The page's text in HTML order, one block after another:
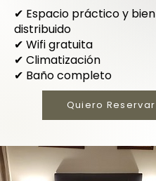
✔ Espacio práctico y bien
distribuido
✔ Wifi gratuita
✔ Climatización
✔ Baño completo
Quiero Reservar